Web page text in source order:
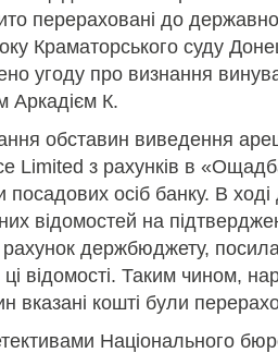
перераховані до
Краматорського суду
угоду про визнання
Аркадієм К.
обставин виведення
Limited з рахунків в
осіб банку. В ході
відомостей на
рахунок держбюджету,
відомості. Таким чином,
вказані кошті були
Національного